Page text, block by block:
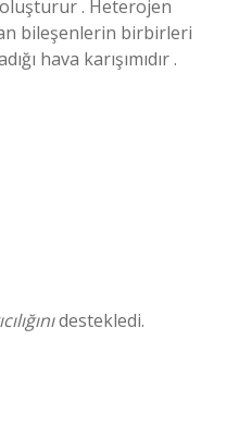
oluşturur . Heterojen
bileşenlerin birbirleri
hava karışımıdır .
destekledi.